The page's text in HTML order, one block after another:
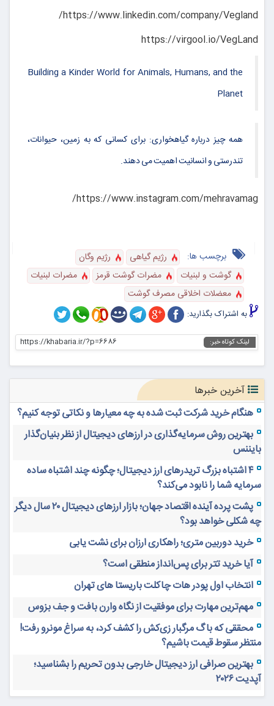
https://www.linkedin.com/company/Vegland/
https://virgool.io/VegLand
Building a Kinder World for Animals, Humans, and the
Planet
همه چیز درباره گیاهخواری: برای کسانی که به زمین، حیوانات،
تندرستی و انسانیت اهمیت می دهند.
https://www.instagram.com/mehravamag/
برچسب ها: رژیم گیاهی
رژیم وگان
گوشت و لبنیات
مضرات گوشت قرمز
مضرات لبنیات
معضلات اخلاقی مصرف گوشت
به اشتراک بگذارید:
لینک کوتاه خبر: https://khabaria.ir/?p=6686
آخرین خبرها
هنگام خرید شرکت ثبت شده به چه معیارها و نکاتی توجه کنیم؟
بهترین روش سرمایه‌گذاری در ارزهای دیجیتال از نظر بنیان‌گذار
بایننس
۴ اشتباه بزرگ تریدرهای ارز دیجیتال؛ چگونه چند اشتباه ساده
سرمایه شما را نابود می‌کند؟
پشت پرده آینده اقتصاد جهان؛ بازار ارزهای دیجیتال ۲۰ سال دیگر
چه شکلی خواهد بود؟
خرید دوربین متری؛ راهکاری ارزان برای نشت یابی
آیا خرید تتر برای پس‌انداز منطقی است؟
انتخاب اول پودر هات چاکلت باریستا های تهران
مهم‌ترین مهارت برای موفقیت از نگاه وارن بافت و جف بزوس
محققی که باگ مرگبار زی‌کش را کشف کرد، به سراغ مونرو رفت!
منتظر سقوط قیمت باشیم؟
بهترین صرافی ارز دیجیتال خارجی بدون تحریم را بشناسید؛
آپدیت ۲۰۲۶